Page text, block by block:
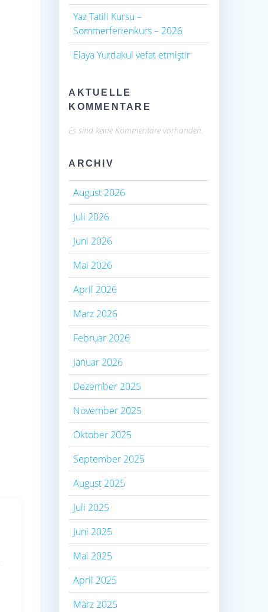
Yaz Tatili Kursu –
Sommerferienkurs – 2026
Elaya Yurdakul vefat etmiştir
AKTUELLE
KOMMENTARE
Es sind keine Kommentare vorhanden.
ARCHIV
August 2026
Juli 2026
Juni 2026
Mai 2026
April 2026
März 2026
Februar 2026
Januar 2026
Dezember 2025
November 2025
Oktober 2025
September 2025
August 2025
Juli 2025
Juni 2025
Mai 2025
April 2025
März 2025